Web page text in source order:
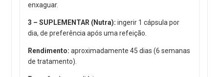
enxaguar.
3 – SUPLEMENTAR (Nutra): ingerir 1 cápsula por
dia, de preferência após uma refeição.
Rendimento: aproximadamente 45 dias (6 semanas
de tratamento).